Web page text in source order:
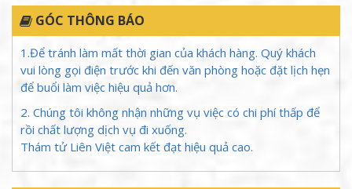
GÓC THÔNG BÁO
1.Để tránh làm mất thời gian của khách hàng. Quý khách
vui lòng gọi điện trước khi đến văn phòng hoặc đặt lịch hẹn
để buổi làm việc hiệu quả hơn.
2. Chúng tôi không nhận những vụ việc có chi phí thấp để
rồi chất lượng dịch vụ đi xuống.
Thám tử Liên Việt cam kết đạt hiệu quả cao.